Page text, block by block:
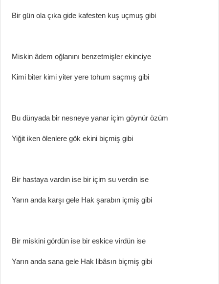
Bir gün ola çıka gide kafesten kuş uçmuş gibi
Miskin âdem oğlanını benzetmişler ekinciye
Kimi biter kimi yiter yere tohum saçmış gibi
Bu dünyada bir nesneye yanar içim göynür özüm
Yiğit iken ölenlere gök ekini biçmiş gibi
Bir hastaya vardın ise bir içim su verdin ise
Yarın anda karşı gele Hak şarabın içmiş gibi
Bir miskini gördün ise bir eskice virdün ise
Yarın anda sana gele Hak libâsın biçmiş gibi